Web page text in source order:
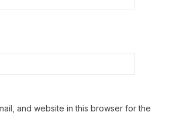
and website in this browser for the